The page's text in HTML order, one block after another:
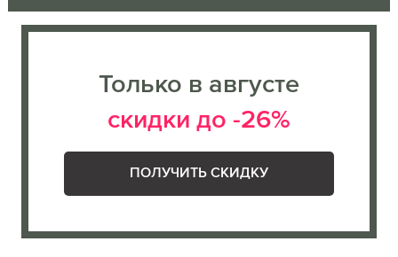
Только в августе
скидки до -26%
ПОЛУЧИТЬ СКИДКУ